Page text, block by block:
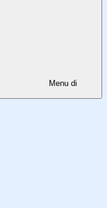
Menu di